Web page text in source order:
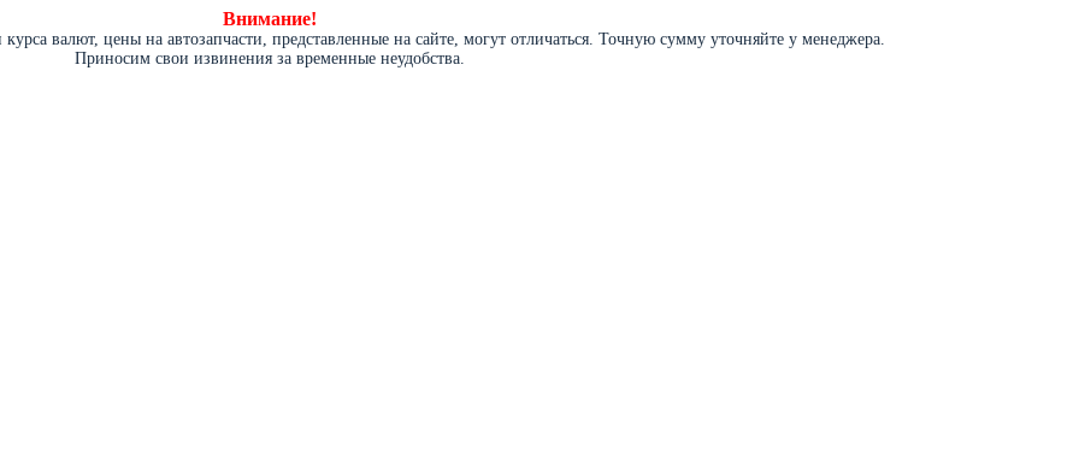
Внимание!
валют, цены на автозапчасти, представленные на сайте, могут отличаться. Точную сумму уточняйте у менеджера.
Приносим свои извинения за временные неудобства.